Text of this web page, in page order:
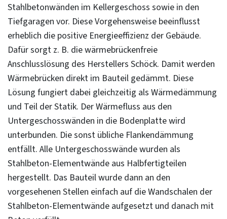
Stahlbetonwänden im Kellergeschoss sowie in den
Tiefgaragen vor. Diese Vorgehensweise beeinflusst
erheblich die positive Energieeffizienz der Gebäude.
Dafür sorgt z. B. die wärmebrückenfreie
Anschlusslösung des Herstellers Schöck. Damit werden
Wärmebrücken direkt im Bauteil gedämmt. Diese
Lösung fungiert dabei gleichzeitig als Wärmedämmung
und Teil der Statik. Der Wärmefluss aus den
Untergeschosswänden in die Bodenplatte wird
unterbunden. Die sonst übliche Flankendämmung
entfällt. Alle Untergeschosswände wurden als
Stahlbeton-Elementwände aus Halbfertigteilen
hergestellt. Das Bauteil wurde dann an den
vorgesehenen Stellen einfach auf die Wandschalen der
Stahlbeton-Elementwände aufgesetzt und danach mit